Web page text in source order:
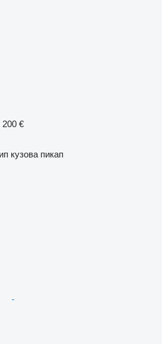
200 €
кузова пикап